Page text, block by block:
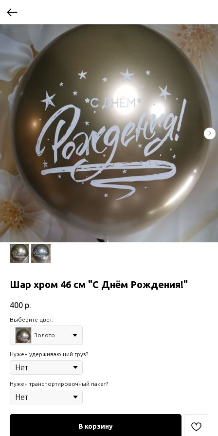
Шар хром 46 см "С Днём Рождения!"
400 р.
Выберите цвет:
Золото
Нужен удерживающий груз?
Нужен транспортировочный пакет?
В корзину